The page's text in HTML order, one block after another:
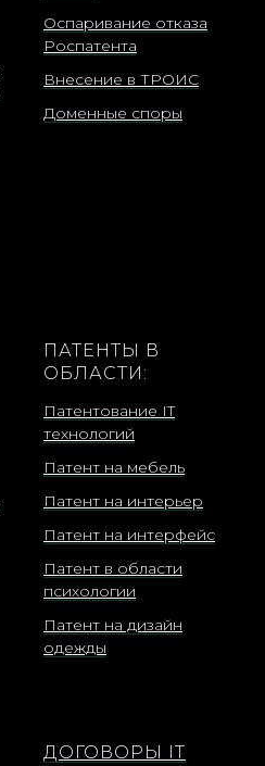
Оспаривание отказа
Роспатента
Внесение в ТРОИС
Доменные споры
ПАТЕНТЫ В
ОБЛАСТИ:
Патентование IT
технологий
Патент на мебель
Патент на интерьер
Патент на интерфейс
Патент в области
психологии
Патент на дизайн
одежды
ДОГОВОРЫ IT